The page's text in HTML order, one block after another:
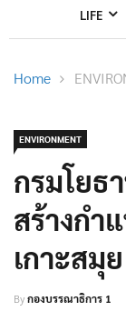
LIFE
Home
ENVIRONMENT
กรมโยธ
สร้างกำ
เกาะสมุย
Byกองบรรณาธิการ 1